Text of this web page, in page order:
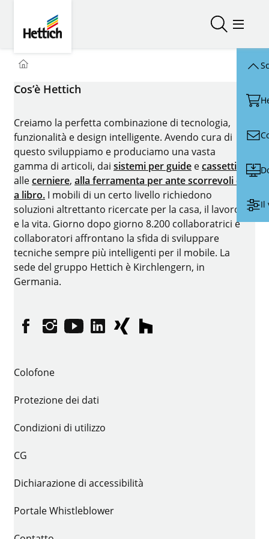
Aprire/Menu
Il
You are here:
Homepage
Cos’è Hettich
Creiamo la perfetta combinazione di tecnologia,
funzionalità e design intelligente. Avendo cura di
questo sviluppiamo e produciamo una vasta
gamma di articoli, dai sistemi per guide ecassetti
allecerniere, alla ferramenta per ante scorrevoli e
a libro. I mobili di un certo livello richiedono
soluzioni altrettanto ricercate per la casa, il lavoro
e la vita. Giorno dopo giorno 8.200 collaboratrici e
collaboratori affrontano la sfida di sviluppare
tecniche sempre più intelligenti per il mobile. La
sede del gruppo Hettich è Kirchlengern, in
Germania.
FacebookInstagram
YouTubeLinkedInXINGhouzz
Colofone
Protezione dei dati
Condizioni di utilizzo
CG
Dichiarazione di accessibilità
Portale Whistleblower